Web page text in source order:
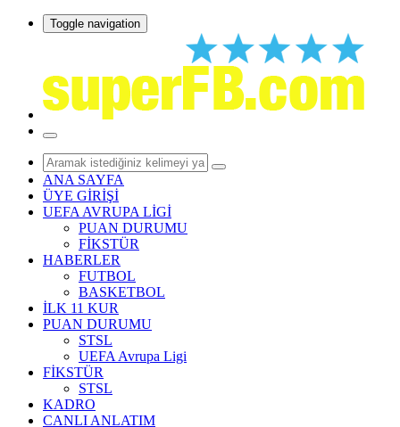
Toggle navigation
ANA SAYFA
ÜYE GİRİŞİ
UEFA AVRUPA LİGİ
PUAN DURUMU
FİKSTÜR
HABERLER
FUTBOL
BASKETBOL
İLK 11 KUR
PUAN DURUMU
STSL
UEFA Avrupa Ligi
FİKSTÜR
STSL
KADRO
CANLI ANLATIM